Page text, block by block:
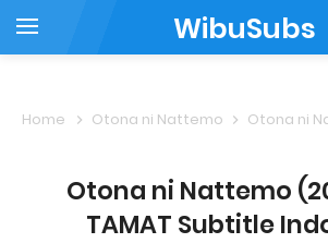
WibuSubs
Home Otona ni Nattemo Otona ni Nattemo
Otona ni Nattemo
TAMAT Subtitle